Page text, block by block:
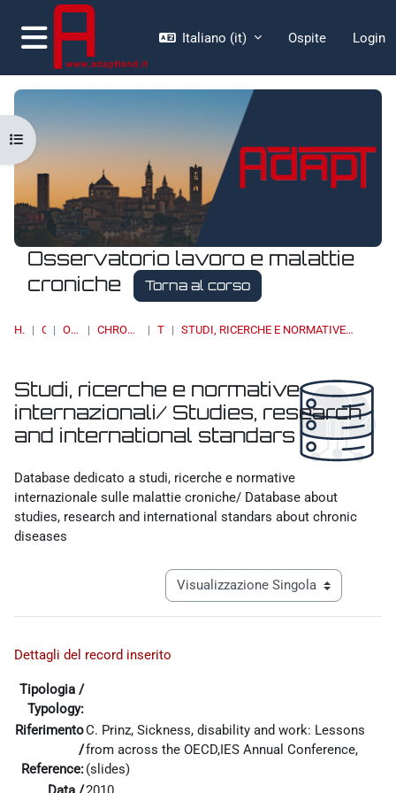
Vai al contenuto principale
Pannello laterale
Italiano ‎(it)‎ Ospite Login
Osservatorio lavoro e malattie
croniche
Torna al corso
HOME CORSI OSSERVATORI CHRONIC DISEASES & WORK TOPIC 4 STUDI, RICERCHE E NORMATIVE INTERNAZIONALI/ STUDIES, RESEARCH AND INTERNATIONAL STANDARS
Apri indice del corso
Studi, ricerche e normative
internazionali/ Studies, research
and international standars
Database dedicato a studi, ricerche e normative
internazionale sulle malattie croniche/ Database about
studies, research and international standars about chronic
diseases
Navigazione terziaria modalità
Dettagli del record inserito
Tipologia /
Typology:
Riferimento
/
Reference:
C. Prinz, Sickness, disability and work: Lessons
from across the OECD,IES Annual Conference,
(slides)